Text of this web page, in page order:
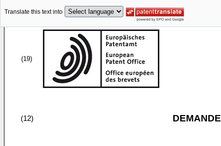
Translate this text into
(19)
(12)